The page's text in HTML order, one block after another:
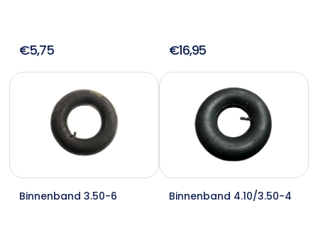
€5,75 €16,95
Binnenband 3.50-6 Binnenband 4.10/3.50-4